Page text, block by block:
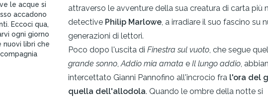
le acque si
accadono
Eccoci qua,
ogni giorno
nuovi libri che
attraverso le avventure della sua creatura di carta più
detective Philip Marlowe, a irradiare il suo fascino su
generazioni di lettori.
Poco dopo l'uscita di Finestra sul vuoto, che segue
grande sonno,Addio mia amata e Il lungo addio,
intercettato Gianni Pannofino all'incrocio fra l'ora del
quella dell'allodola. Quando le ombre della notte si